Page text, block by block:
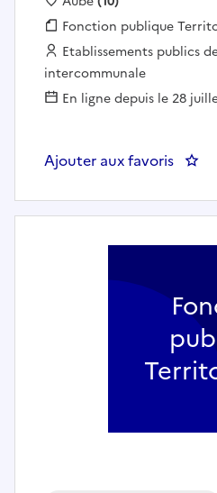
Fonction publique :
Fonction publique
Employeur :
Etablissements publics
intercommunale
En ligne depuis le 28
Ajouter aux favoris :